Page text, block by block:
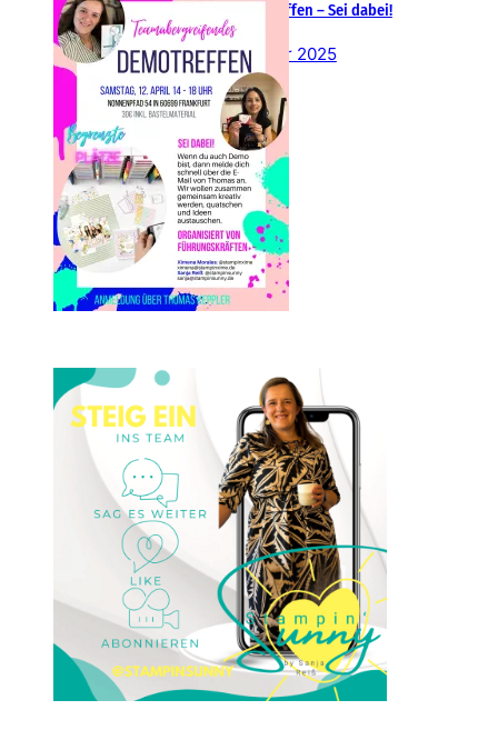
Up! Demotreffen – Sei dabei!
26. Februar 2025
Einsteigen 2025 im Team
Stampin‘ Sunny
23. Januar 2025